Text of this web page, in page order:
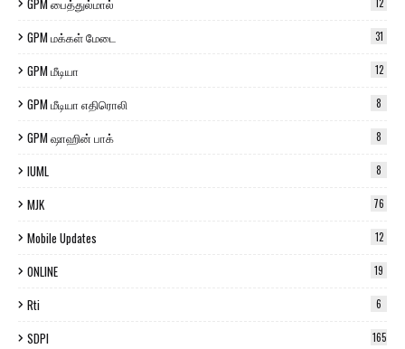
GPM பைத்துல்மால் 12
GPM மக்கள் மேடை 31
GPM மீடியா 12
GPM மீடியா எதிரொலி 8
GPM ஷாஹின் பாக் 8
IUML 8
MJK 76
Mobile Updates 12
ONLINE 19
Rti 6
SDPI 165